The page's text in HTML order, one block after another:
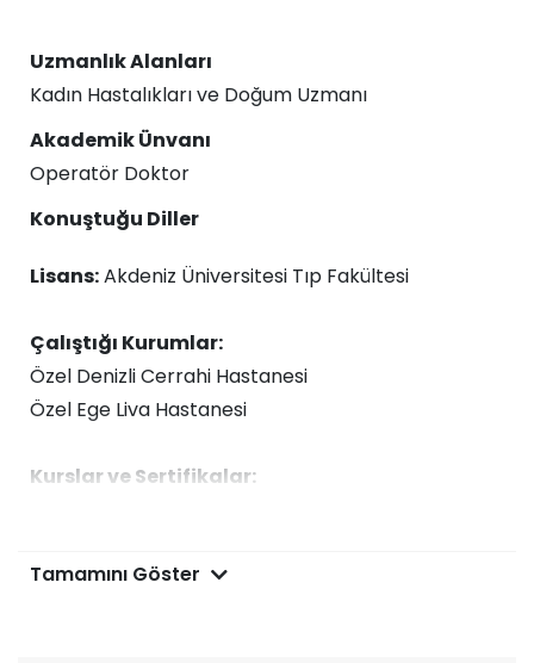
Uzmanlık Alanları
Kadın Hastalıkları ve Doğum Uzmanı
Akademik Ünvanı
Operatör Doktor
Konuştuğu Diller
Lisans:Akdeniz Üniversitesi Tıp Fakültesi
Çalıştığı Kurumlar:
Özel Denizli Cerrahi Hastanesi
Özel Ege Liva Hastanesi
Kurslar ve Sertifikalar:
Tamamını Göster